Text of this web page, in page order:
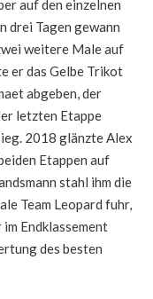
auf den einzelnen
drei Tagen gewann
weitere Male auf
er das Gelbe Trikot
abgeben, der
letzten Etappe
2018 glänzte Alex
Etappen auf
stahl ihm die
Team Leopard fuhr,
Endklassement
des besten